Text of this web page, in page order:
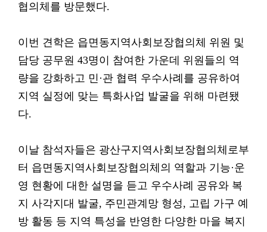
협의체를 방문했다.
이번 견학은 읍면동지역사회보장협의체 위원 및
담당 공무원 43명이 참여한 가운데 위원들의 역
량을 강화하고 민·관 협력 우수사례를 공유하여
지역 실정에 맞는 특화사업 발굴을 위해 마련됐
다.
이날 참석자들은 광산구지역사회보장협의체로부
터 읍면동지역사회보장협의체의 역할과 기능·운
영 현황에 대한 설명을 듣고 우수사례 공유와 복
지 사각지대 발굴, 주민관계망 형성, 고립 가구 예
방 활동 등 지역 특성을 반영한 다양한 마을 복지